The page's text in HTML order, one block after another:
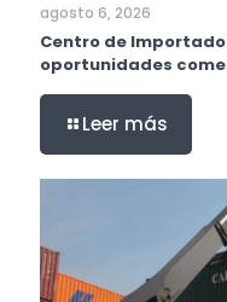
agosto 6, 2026
Centro de
oportunidades
Leer más